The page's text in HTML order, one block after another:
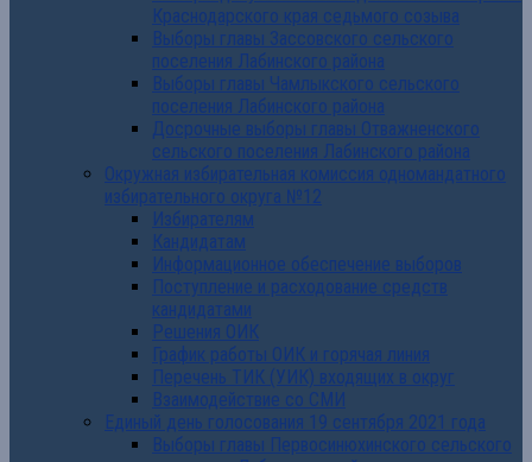
Краснодарского края седьмого созыва
Выборы главы Зассовского сельского
поселения Лабинского района
Выборы главы Чамлыкского сельского
поселения Лабинского района
Досрочные выборы главы Отважненского
сельского поселения Лабинского района
Окружная избирательная комиссия одномандатного
избирательного округа №12
Избирателям
Кандидатам
Информационное обеспечение выборов
Поступление и расходование средств
кандидатами
Решения ОИК
График работы ОИК и горячая линия
Перечень ТИК (УИК) входящих в округ
Взаимодействие со СМИ
Единый день голосования 19 сентября 2021 года
Выборы главы Первосинюхинского сельского